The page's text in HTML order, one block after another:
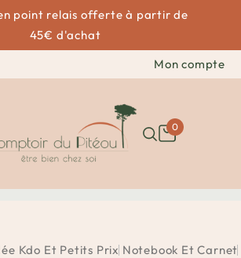
point relais offerte à partir de
45€ d'achat
Mon compte
0
Kdo Et Petits Prix Notebook Et Carnet